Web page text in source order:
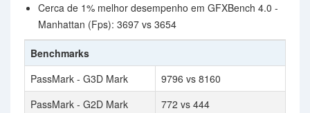
Cerca de 1% melhor desempenho em GFXBench 4.0 -
Manhattan (Fps): 3697 vs 3654
Benchmarks
PassMark - G3D Mark
9796 vs 8160
PassMark - G2D Mark
772 vs 444